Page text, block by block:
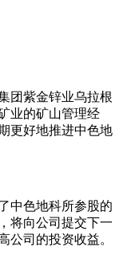
团紫金锌业乌拉根
业的矿山管理经
更好地推进中色地
中色地科所参股的
将向公司提交下一
公司的投资收益。